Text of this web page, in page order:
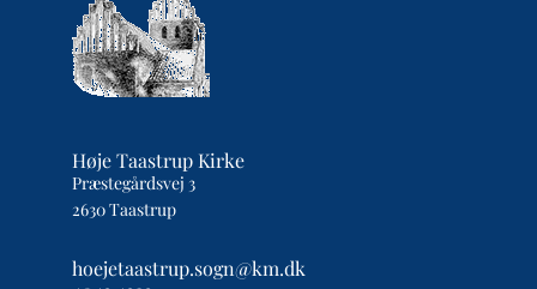
Høje Taastrup Kirke
Præstegårdsvej 3
2630 Taastrup
hoejetaastrup.sogn@km.dk